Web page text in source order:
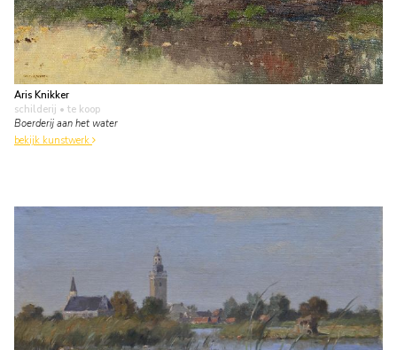
Aris Knikker
schilderij • te koop
Boerderij aan het water
bekijk kunstwerk